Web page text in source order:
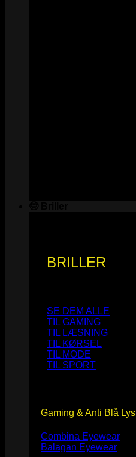
BRILLER
SE DEM ALLE
TIL GAMING
TIL LÆSNING
TIL KØRSEL
TIL MODE
TIL SPORT
Gaming & Anti Blå Lys
Combina Eyewear
Balagan Eyewear